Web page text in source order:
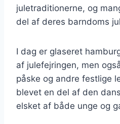
juletraditionerne, og
del af deres barndoms
I dag er glaseret
af julefejringen, men
påske og andre festlige
blevet en del af den
elsket af både unge og